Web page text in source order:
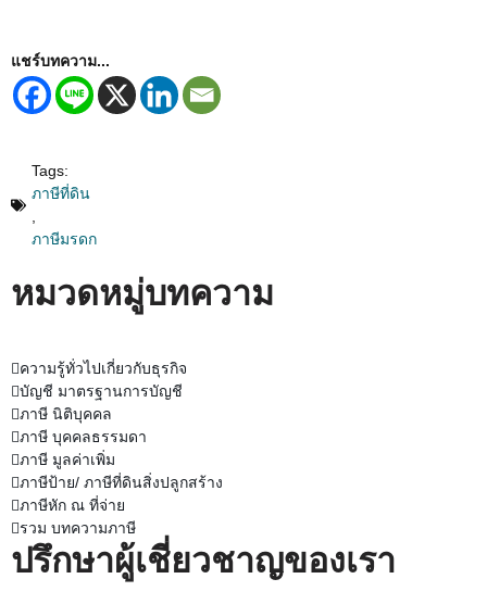
แชร์บทความ...
Tags:
ภาษีที่ดิน
ภาษีมรดก
หมวดหมู่บทความ
ความรู้ทั่วไปเกี่ยวกับธุรกิจ
บัญชี มาตรฐานการบัญชี
ภาษี นิติบุคคล
ภาษี บุคคลธรรมดา
ภาษี มูลค่าเพิ่ม
ภาษีป้าย/ ภาษีที่ดินสิ่งปลูกสร้าง
ภาษีหัก ณ ที่จ่าย
รวม บทความภาษี
ปรึกษาผู้เชี่ยวชาญของเรา